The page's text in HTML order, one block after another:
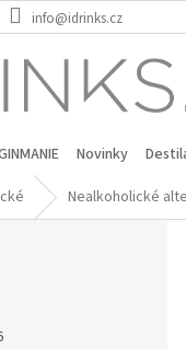
info@idrinks.cz
Novinky
Nealkoholické